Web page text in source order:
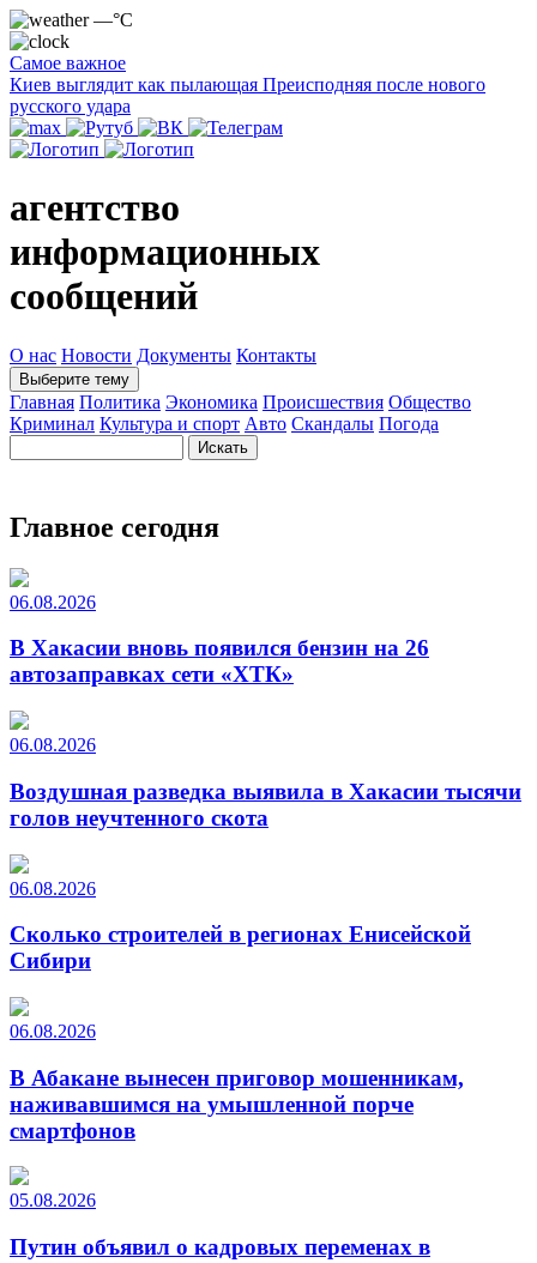
—°C
Самое важное
Киев выглядит как пылающая Преисподняя после нового
русского удара
агентство
информационных
сообщений
О нас Новости Документы Контакты
Выберите тему
Главная Политика Экономика Происшествия Общество
Криминал Культура и спорт Авто Скандалы Погода
Главное сегодня
06.08.2026
В Хакасии вновь появился бензин на 26
автозаправках сети «ХТК»
06.08.2026
Воздушная разведка выявила в Хакасии тысячи
голов неучтенного скота
06.08.2026
Сколько строителей в регионах Енисейской
Сибири
06.08.2026
В Абакане вынесен приговор мошенникам,
наживавшимся на умышленной порче
смартфонов
05.08.2026
Путин объявил о кадровых переменах в